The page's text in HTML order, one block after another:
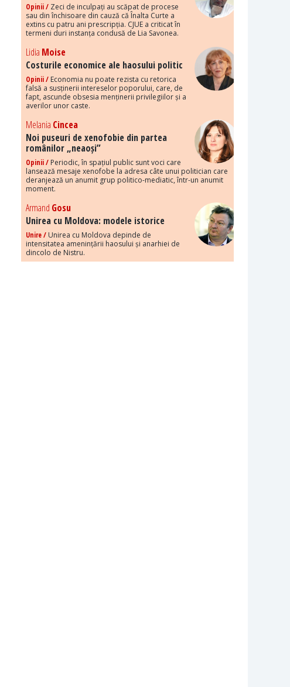
Opinii / Zeci de inculpați au scăpat de procese
sau din închisoare din cauză că Înalta Curte a
extins cu patru ani prescripția. CJUE a criticat în
termeni duri instanța condusă de Lia Savonea.
Lidia Moise
Costurile economice ale haosului politic
Opinii / Economia nu poate rezista cu retorica
falsă a susținerii intereselor poporului, care, de
fapt, ascunde obsesia menținerii privilegiilor și a
averilor unor caste.
Melania Cincea
Noi puseuri de xenofobie din partea
românilor „neaoși”
Opinii / Periodic, în spațiul public sunt voci care
lansează mesaje xenofobe la adresa câte unui politician care
deranjează un anumit grup politico-mediatic, într-un anumit
moment.
Armand Gosu
Unirea cu Moldova: modele istorice
Unire / Unirea cu Moldova depinde de
intensitatea amenințării haosului și anarhiei de
dincolo de Nistru.